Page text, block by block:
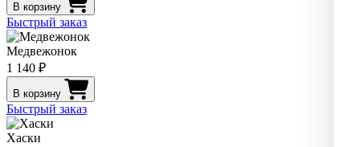
В корзину
Быстрый заказ
Медвежонок
1 140 ₽
В корзину
Быстрый заказ
Хаски